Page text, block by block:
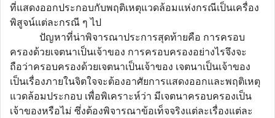
ที่แสดงออกประกอบกับพฤติเหตุแวดล้อมแห่งกรณีเป็นเครื่อง
พิสูจน์แต่ละกรณี ๆ ไป
ปัญหาที่น่าพิจารณาประการสุดท้ายคือ การครอบ
ครองด้วยเจตนาเป็นเจ้าของ การครอบครองอย่างไรจึงจะ
ถือว่าครอบครองด้วยเจตนาเป็นเจ้าของ เจตนาเป็นเจ้าของ
เป็นเรื่องภายในจิตใจจะต้องอาศัยการแสดงออกและพฤติเหตุ
แวดล้อมประกอบ เพื่อพิเคราะห์ว่า มีเจตนาครอบครองเป็น
เจ้าของหรือไม่ ซึ่งต้องพิจารณาข้อเท็จจริงแต่ละเรื่องแต่ละ